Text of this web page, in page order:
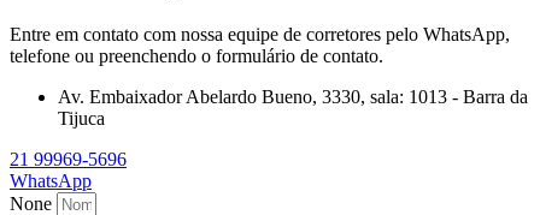
Entre em contato com nossa equipe de corretores pelo WhatsApp,
telefone ou preenchendo o formulário de contato.
Av. Embaixador Abelardo Bueno, 3330, sala: 1013 - Barra da
Tijuca
21 99969-5696
WhatsApp
None